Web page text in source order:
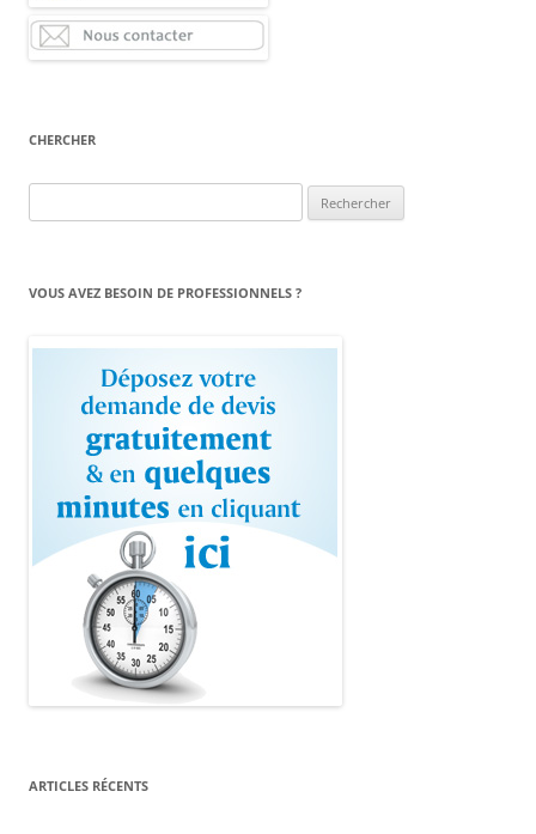
CHERCHER
VOUS AVEZ BESOIN DE PROFESSIONNELS ?
ARTICLES RÉCENTS